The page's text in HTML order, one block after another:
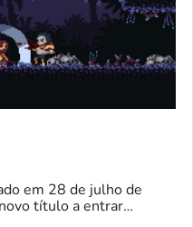
em 28 de julho de
título a entrar…